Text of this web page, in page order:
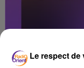
Le respect